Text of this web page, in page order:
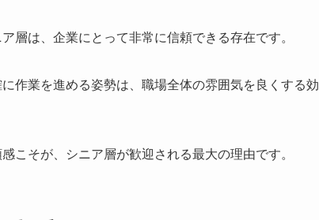
層は、企業にとって非常に信頼できる存在です。
作業を進める姿勢は、職場全体の雰囲気を良くする効
こそが、シニア層が歓迎される最大の理由です。